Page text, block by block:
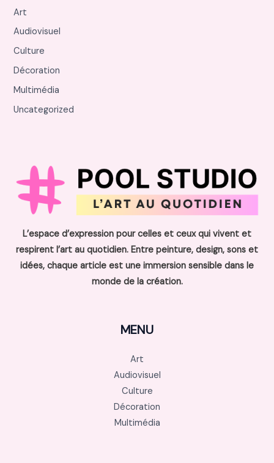
Art
Audiovisuel
Culture
Décoration
Multimédia
Uncategorized
L’espace d’expression pour celles et ceux qui vivent et
respirent l’art au quotidien. Entre peinture, design, sons et
idées, chaque article est une immersion sensible dans le
monde de la création.
MENU
Art
Audiovisuel
Culture
Décoration
Multimédia